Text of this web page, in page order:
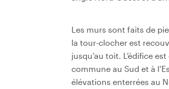
Les murs sont faits de
la tour-clocher est
jusqu’au toit. L’édifice
commune au Sud et à
élévations enterrées au